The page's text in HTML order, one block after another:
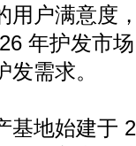
用户满意度
年护发市
需求。
基地始建于